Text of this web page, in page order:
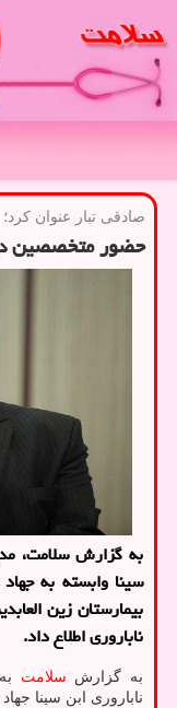
صادقی تبار عنوان كرد؛
حضور متخصصین
به گزارش سلامت،
سینا وابسته به
بیمارستان زین
ناباروری اطلاع داد.
به گزارش سلامت
ناباروری ابن سینا